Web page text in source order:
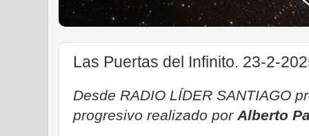
Las Puertas del Infinito. 23-2-
Desde RADIO LÍDER SANTIAGO
progresivo realizado por Alberto